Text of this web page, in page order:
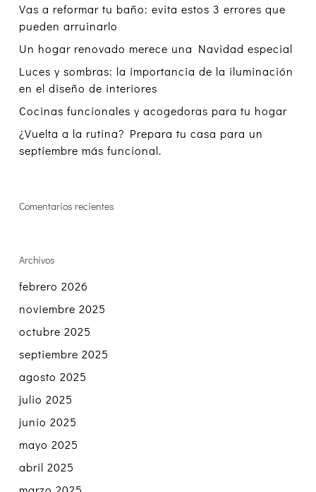
Vas a reformar tu baño: evita estos 3 errores que
pueden arruinarlo
Un hogar renovado merece una Navidad especial
Luces y sombras: la importancia de la iluminación
en el diseño de interiores
Cocinas funcionales y acogedoras para tu hogar
¿Vuelta a la rutina? Prepara tu casa para un
septiembre más funcional.
Comentarios recientes
Archivos
febrero 2026
noviembre 2025
octubre 2025
septiembre 2025
agosto 2025
julio 2025
junio 2025
mayo 2025
abril 2025